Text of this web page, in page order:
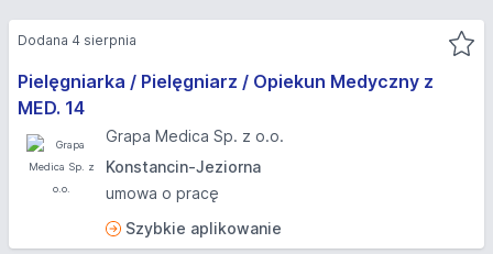
Pielęgniarka / Pielęgniarz / Opiekun Medyczny z
MED. 14
Grapa Medica Sp. z o.o.
Konstancin-Jeziorna
umowa o pracę
Szybkie aplikowanie
Dodana 4 sierpnia